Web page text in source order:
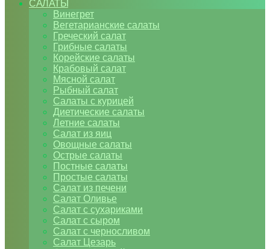
САЛАТЫ
Винегрет
Вегетарианские салаты
Греческий салат
Грибные салаты
Корейские салаты
Крабовый салат
Мясной салат
Рыбный салат
Салаты с курицей
Диетические салаты
Летние салаты
Салат из яиц
Овощные салаты
Острые салаты
Постные салаты
Простые салаты
Салат из печени
Салат Оливье
Салат с сухариками
Салат с сыром
Салат с черносливом
Салат Цезарь